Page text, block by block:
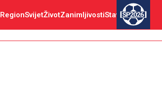
RegionSvijetŽivotZanimljivostiStav SP2026